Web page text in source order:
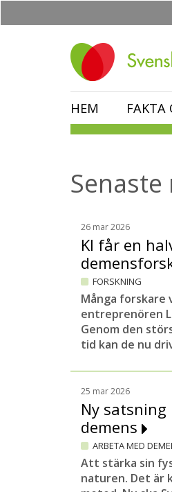
HEM FAKTA
26 mar 2026
KI får en
FORSKNING
Många
entreprenören
Genom den
tid kan de nu
25 mar 2026
Ny
demens
ARBETA MED
Att stärka sin
naturen. Det är